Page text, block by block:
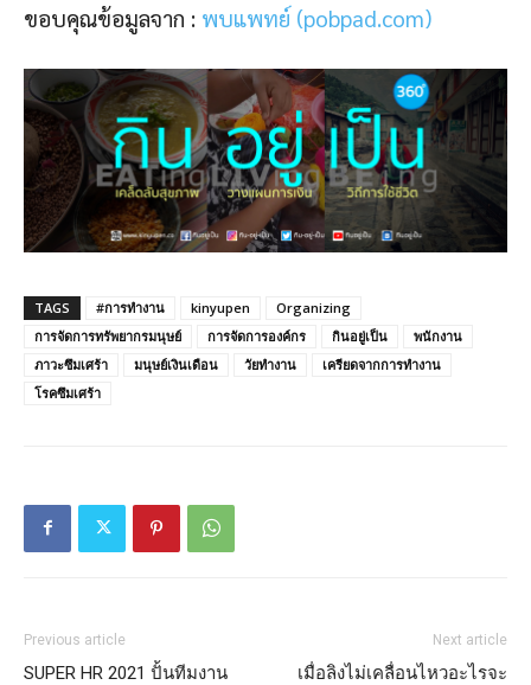
ขอบคุณข้อมูลจาก : พบแพทย์ (pobpad.com)
TAGS #การทำงาน kinyupen
Organizing
การจัดการทรัพยากรมนุษย์
การจัดการองค์กร กินอยู่เป็น
พนักงาน
ภาวะซึมเศร้า
มนุษย์เงินเดือน วัยทำงาน
เครียดจากการทำงาน
โรคซึมเศร้า
Previous article
SUPER HR 2021 ปั้นทีมงาน
Next article
เมื่อลิงไม่เคลื่อนไหวอะไรจะ